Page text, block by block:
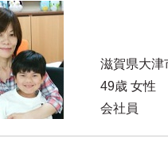
滋賀県大津
49歳 女性
会社員